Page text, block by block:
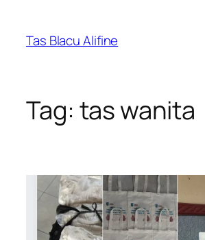
content
Tas Blacu Alifine
Tag: tas wanita